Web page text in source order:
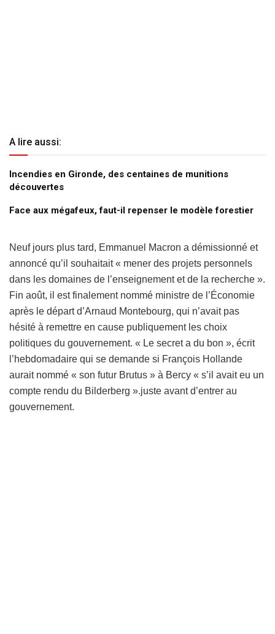
A lire aussi:
Incendies en Gironde, des centaines de munitions
découvertes
Face aux mégafeux, faut-il repenser le modèle forestier
Neuf jours plus tard, Emmanuel Macron a démissionné et
annoncé qu’il souhaitait « mener des projets personnels
dans les domaines de l’enseignement et de la ­recherche ».
Fin août, il est finalement nommé ministre de l’Économie
après le départ d’Arnaud Montebourg, qui n’avait pas
hésité à remettre en cause publiquement les choix
politiques du gouvernement. « Le secret a du bon », écrit
l’hebdomadaire qui se demande si François Hollande
aurait nommé « son futur Brutus » à Bercy « s’il avait eu un
compte rendu du Bilderberg ».juste avant d’entrer au
gouvernement.